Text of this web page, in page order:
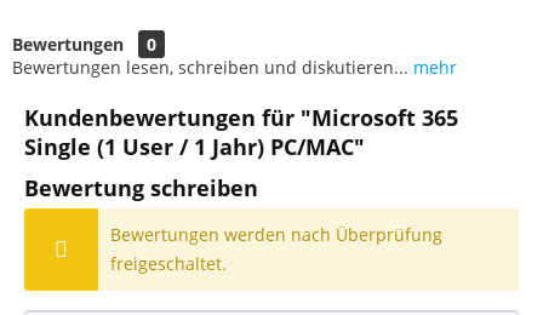
Bewertungen
0
Bewertungen lesen, schreiben und diskutieren... mehr
Kundenbewertungen für "Microsoft 365
Single (1 User / 1 Jahr) PC/MAC"
Bewertung schreiben
Bewertungen werden nach Überprüfung
freigeschaltet.